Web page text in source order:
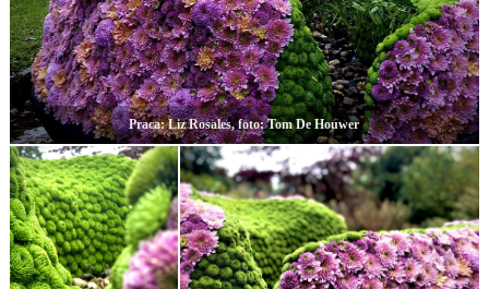
Praca: Liz Rosales, foto: Tom De Houwer